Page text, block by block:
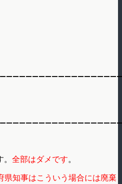
全部はダメです。
県知事はこういう場合には廃棄